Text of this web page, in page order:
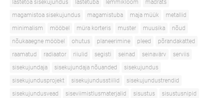
lastetoa sisekujundus
lastetuba lemmikloom
madrats
magamistoa sisekujundus
magamistuba maja müük
metallid
minimalism
mööbel müra korteris muster muusika
nõud
nõukaaegne mööbel
ohutus planeerimine pleed
põrandakatted
raamatud
radiaator riiulid segisti seinad seinavärv
serviis
sisekujundaja
sisekujundaja nõuanded
sisekujundus
sisekujundusprojekt
sisekujundusstiilid
sisekujundustrendid
sisekujundusvead
siseviimistlusmaterjalid sisustus
sisustusnipid